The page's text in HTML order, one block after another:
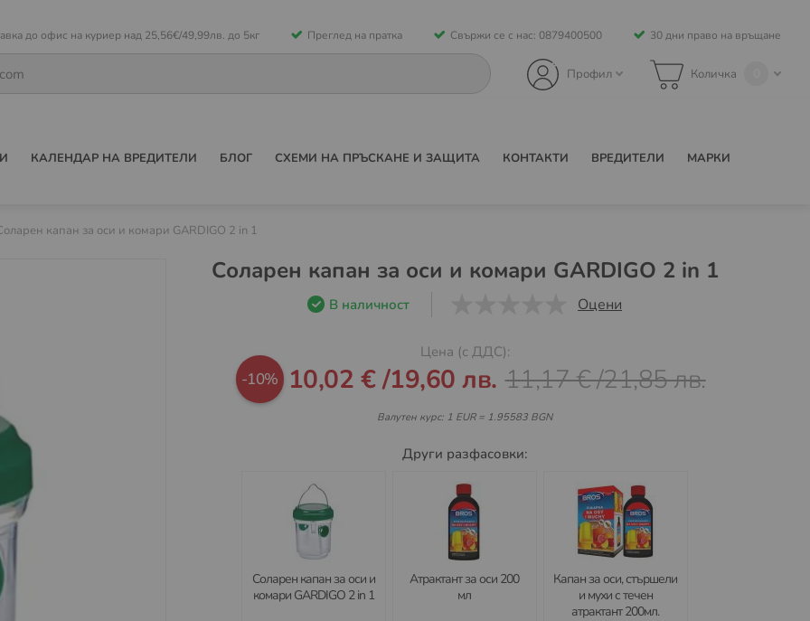
до офис на куриер над 25,56€/49,99лв. до 5кг Преглед на пратка Свържи се с нас: 0879400500 30 дни право на връщане
Количка
Профил
КАЛЕНДАР НА ВРЕДИТЕЛИ БЛОГ СХЕМИ НА ПРЪСКАНЕ И ЗАЩИТА КОНТАКТИ ВРЕДИТЕЛИ МАРКИ
капан за оси и комари GARDIGO 2 in 1
Соларен капан за оси и комари GARDIGO 2 in 1
В наличност Оцени
Цена (с ДДС):
-10%Промо
10,02 € /19,60 лв. 11,17 €/21,85 лв.
Валутен курс: 1 EUR = 1.95583 BGN
Други разфасовки:
Соларен капан за оси и
комари GARDIGO 2 in 1
Атрактант за оси 200
мл
Капан за оси, стършели
и мухи с течен
атрактант 200мл.